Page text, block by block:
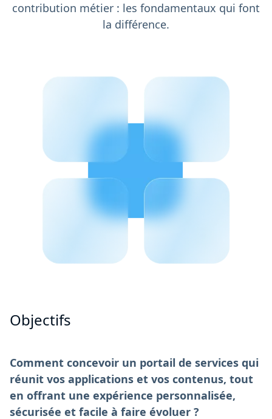
contribution métier : les fondamentaux qui font
la différence.
Objectifs
Comment concevoir un portail de services qui
réunit vos applications et vos contenus, tout
en offrant une expérience personnalisée,
sécurisée et facile à faire évoluer ?